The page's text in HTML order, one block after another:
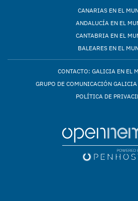
CANARIAS EN EL
ANDALUCÍA EN EL
CANTABRIA EN EL
BALEARES EN EL
CONTACTO: GALICIA EN EL
GRUPO DE COMUNICACIÓN
POLÍTICA DE